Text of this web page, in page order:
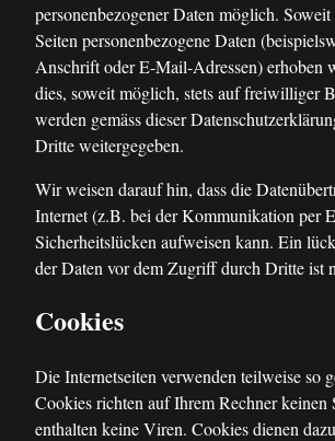
personenbezogener Daten möglich. Soweit
Seiten personenbezogene Daten
Anschrift oder E-Mail-Adressen) erhoben
dies, soweit möglich, stets auf freiwilliger
werden gemäss dieser
Dritte weitergegeben.
Wir weisen darauf hin, dass die
Internet (z.B. bei der Kommunikation per
Sicherheitslücken aufweisen kann. Ein
der Daten vor dem Zugriff durch Dritte ist
Cookies
Die Internetseiten verwenden teilweise so
Cookies richten auf Ihrem Rechner keinen
enthalten keine Viren. Cookies dienen